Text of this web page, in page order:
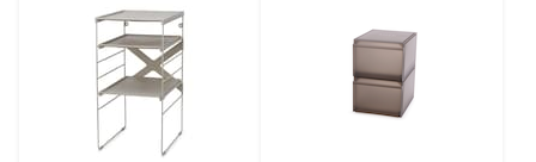
paires de chaussures